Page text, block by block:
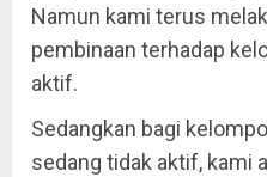
Namun kami terus
pembinaan terhadap
aktif.
Sedangkan bagi
sedang tidak aktif, kami